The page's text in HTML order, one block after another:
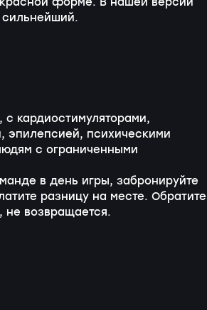
кардиостимуляторами,
психическими
с ограниченными
в день игры, забронируйте
разницу на месте. Обратите
не возвращается.